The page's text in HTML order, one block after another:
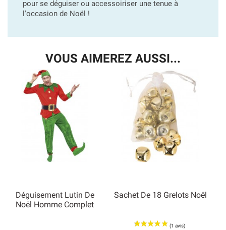
pour se déguiser ou accessoiriser une tenue à
l'occasion de Noël !
VOUS AIMEREZ AUSSI...
Déguisement Lutin De
Noël Homme Complet
Sachet De 18 Grelots Noël